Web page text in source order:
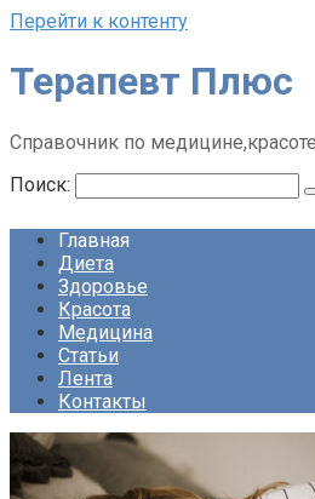
Перейти к контенту
Терапевт Плюс
Справочник по
Поиск:
Главная
Диета
Здоровье
Красота
Медицина
Статьи
Лента
Контакты